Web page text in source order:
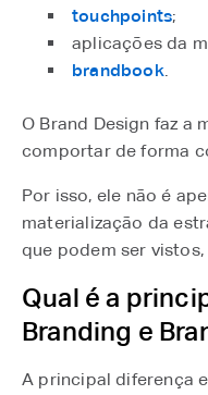
touchpoints⁠;
aplicações da
brandbook⁠.
O Brand Design faz a
comportar de forma
Por isso, ele não é
materialização da
que podem ser
Qual é a
Branding e
A principal diferença